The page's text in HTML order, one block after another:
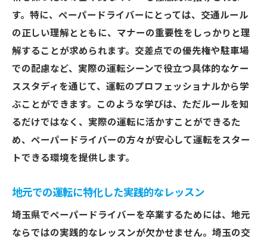
す。特に、ペーパードライバーにとっては、交通ルール
の正しい理解とともに、マナーの重要性をしっかりと理
解することが求められます。交差点での優先権や駐車場
での配慮など、実際の運転シーンで役立つ具体的なケー
ススタディを通じて、運転のプロフェッショナルから学
ぶことができます。このような学びは、ただルールを知
るだけではなく、実際の運転に活かすことができるた
め、ペーパードライバーの方々が安心して運転をスター
トできる環境を提供します。
地元での運転に特化した実践的なレッスン
埼玉県でペーパードライバーを卒業するためには、地元
ならではの実践的なレッスンが欠かせません。埼玉の交